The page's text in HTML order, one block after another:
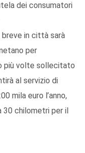
dei consumatori
breve in città sarà
per
più volte sollecitato
al servizio di
mila euro l’anno,
chilometri per il